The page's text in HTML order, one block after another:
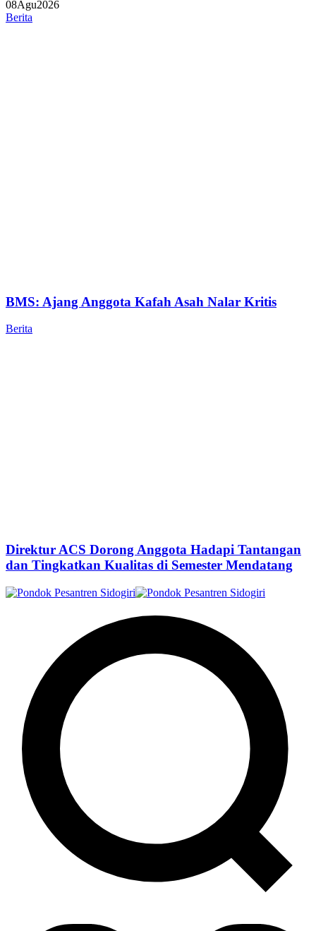
08Agu2026
Berita
BMS: Ajang Anggota Kafah Asah Nalar Kritis
Berita
Direktur ACS Dorong Anggota Hadapi Tantangan
dan Tingkatkan Kualitas di Semester Mendatang